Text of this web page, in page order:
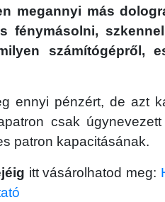
megannyi más
fénymásolni,
számítógépről,
ennyi pénzért, de azt
csak úgynevezett
patron kapacitásának.
itt vásárolhatod meg: